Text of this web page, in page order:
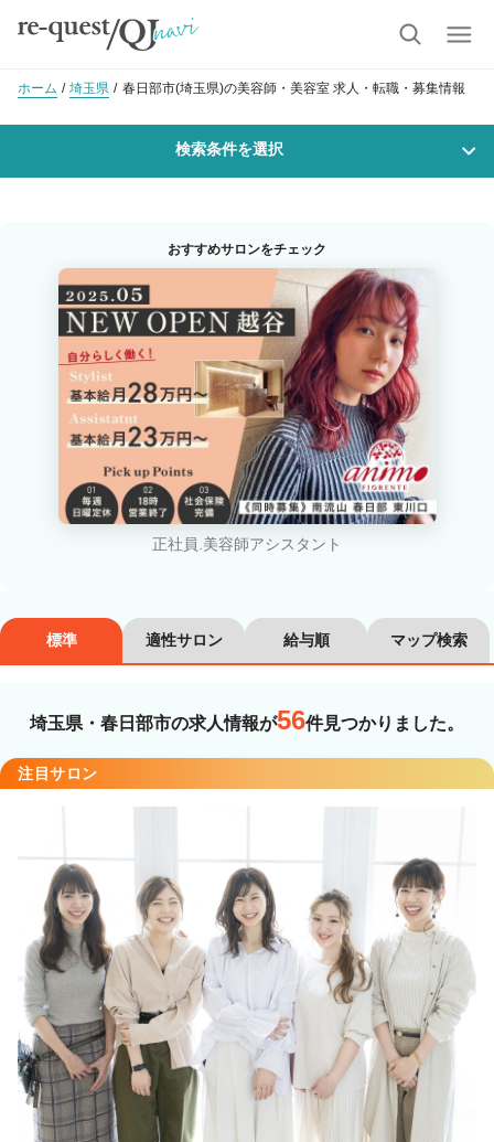
ホーム 埼玉県 春日部市(埼玉県)の美容師・美容室 求人・転職・募集情報
検索条件を選択
沿線・駅を選択 市区町村を選択
春日部市
職種・技能ランク
美容師スタイリスト 美容師アシスタント
カラーリスト フロント・レセプション
ネイリスト エステティシャン
講師・インストラクター 営業・販売スタッフ・その他
雇用形態
詳細条件
詳細条件を変更
この条件の求人数56
おすすめサロンをチェック
正社員.美容師アシスタント
標準 適性サロン 給与順 マップ検索
埼玉県・春日部市の求人情報が56件見つかりました。
注目サロン